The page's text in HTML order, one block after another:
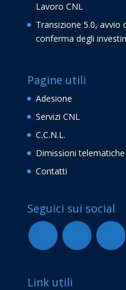
Lavoro CNL
Transizione 5.0, avvio
conferma degli
Pagine utili
Adesione
Servizi CNL
C.C.N.L.
Dimissioni telematiche
Contatti
Seguici sui social
Link utili